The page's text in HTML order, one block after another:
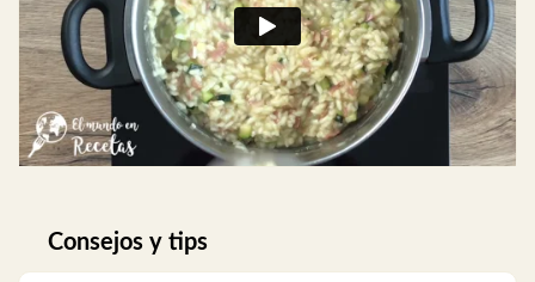
Consejos y tips